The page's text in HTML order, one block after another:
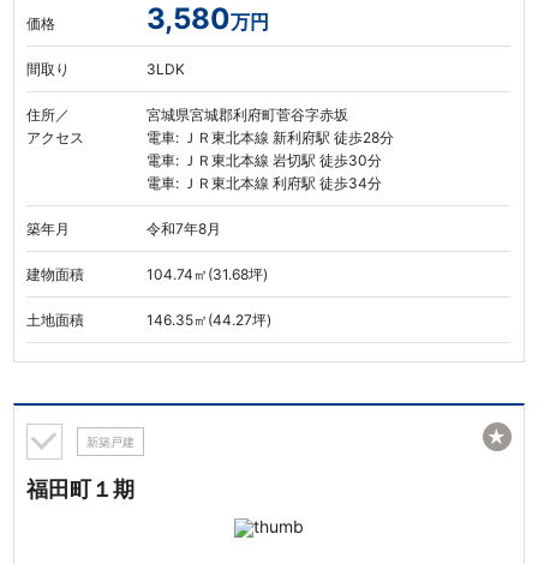
価格 3,580万円
間取り 3LDK
住所／
アクセス
宮城県宮城郡利府町菅谷字赤坂
電車: ＪＲ東北本線 新利府駅 徒歩28分
電車: ＪＲ東北本線 岩切駅 徒歩30分
電車: ＪＲ東北本線 利府駅 徒歩34分
築年月 令和7年8月
建物面積 104.74㎡(31.68坪)
土地面積 146.35㎡(44.27坪)
新築戸建
福田町１期
★